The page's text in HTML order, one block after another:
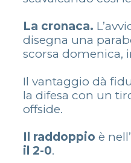
La cronaca.
disegna una
scorsa domenica,
Il vantaggio dà
la difesa con un
offside.
Il raddoppio è
il 2-0.